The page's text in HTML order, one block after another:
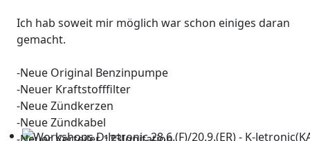
Ich hab soweit mir möglich war schon einiges daran
gemacht.
-Neue Original Benzinpumpe
-Neuer Kraftstofffilter
-Neue Zündkerzen
-Neue Zündkabel